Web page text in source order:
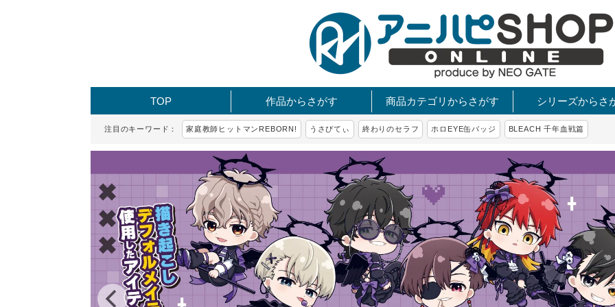
TOP 作品からさがす 商品カテゴリからさがす シリーズからさ
注目のキーワード： 家庭教師ヒットマンREBORN! うさびてぃ 終わりのセラフ ホロEYE缶バッジ BLEACH 千年血戦篇